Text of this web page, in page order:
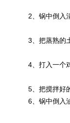
2、锅中倒入清
3、把蒸熟的土
4、打入一个鸡
5、把搅拌好的
6、锅中倒入油